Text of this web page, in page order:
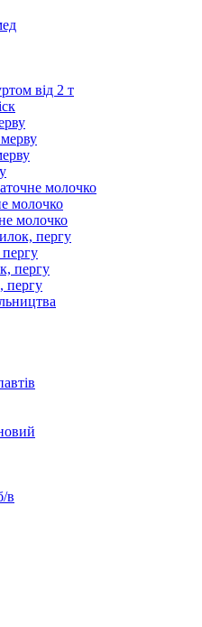
від 2 т
молочко
молочко
молочко
пергу
пергу
пергу
в